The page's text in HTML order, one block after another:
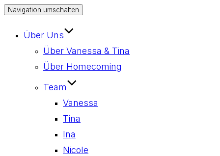
Navigation umschalten
Über Uns
Über Vanessa & Tina
Über Homecoming
Team
Vanessa
Tina
Ina
Nicole